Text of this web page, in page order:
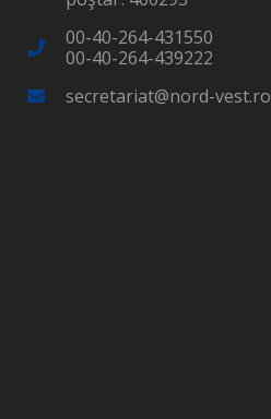
00-40-264-431550
00-40-264-439222
secretariat@nord-vest.ro